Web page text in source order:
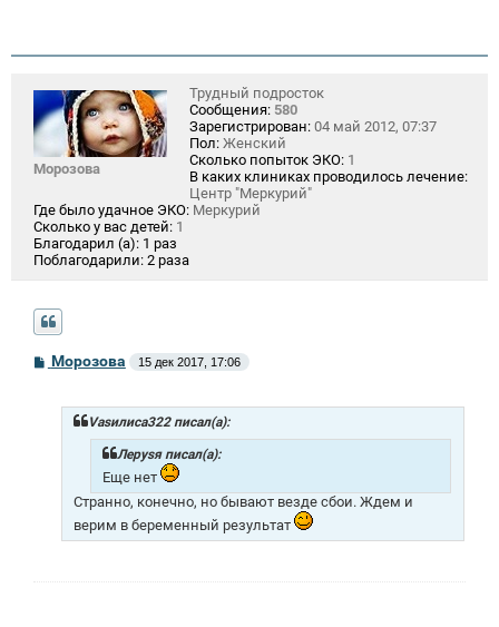
Морозова
Трудный подросток
Сообщения: 580
Зарегистрирован: 04 май 2012, 07:37
Пол: Женский
Сколько попыток ЭКО: 1
В каких клиниках проводилось лечение:
Центр "Меркурий"
Где было удачное ЭКО: Меркурий
Сколько у вас детей: 1
Благодарил (а): 1 раз
Поблагодарили: 2 раза
С
о
Морозова 15 дек 2017, 17:06
Vasилиса322 писал(а):
Лeрysя писал(а):
Еще нет
Странно, конечно, но бывают везде сбои. Ждем и
верим в беременный результат